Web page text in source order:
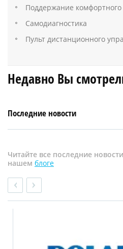
Поддержание
Самодиагностика
Пульт дистанционного
Недавно Вы
Последние новости
Читайте все последние
нашем блоге